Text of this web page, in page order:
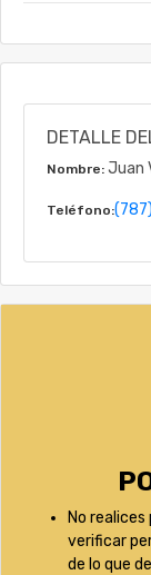
DETALLE
Nombre: Juan
Teléfono:
No
verificar
de lo que